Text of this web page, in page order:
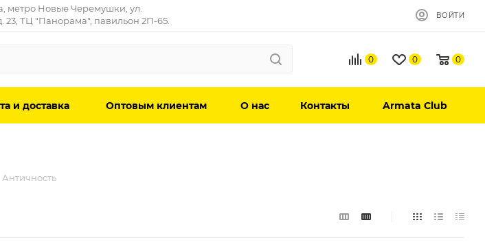
метро Новые Черемушки, ул.
23, ТЦ "Панорама", павильон 2П-65.
ВОЙТИ
0 0 0
и доставка Оптовым клиентам О нас Контакты Armata Club
Античность